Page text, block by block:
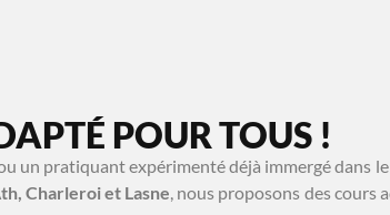
POUR TOUS !
un pratiquant expérimenté déjà immergé dans
Charleroi et Lasne, nous proposons des cours